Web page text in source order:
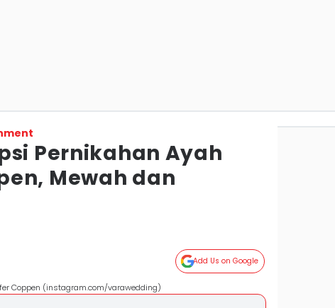
Pernikahan Ayah
Mewah dan
Add Us on Google
Coppen (instagram.com/varawedding)